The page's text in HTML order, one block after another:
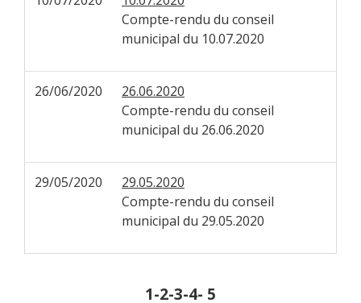
Compte-rendu du conseil
municipal du 10.07.2020
26/06/2020
26.06.2020
Compte-rendu du conseil
municipal du 26.06.2020
29/05/2020
29.05.2020
Compte-rendu du conseil
municipal du 29.05.2020
1-2-3-4- 5